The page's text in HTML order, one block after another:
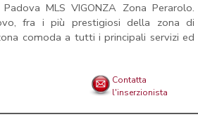
MLS VIGONZA Zona Perarolo.
fra i più prestigiosi della zona di
comoda a tutti i principali servizi ed
Contatta
l'inserzionista